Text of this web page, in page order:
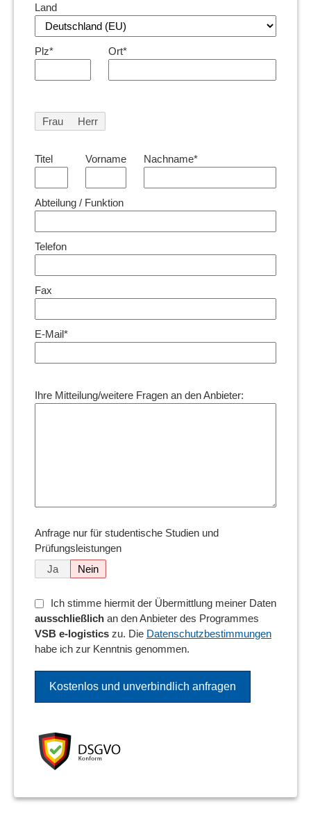
Land
Plz* Ort*
Frau Herr
Titel Vorname Nachname*
Abteilung / Funktion
Telefon
Fax
E-Mail*
Ihre Mitteilung/weitere Fragen an den Anbieter:
Anfrage nur für studentische Studien und
Prüfungsleistungen
Ja
Nein
Ich stimme hiermit der Übermittlung meiner Daten
ausschließlich an den Anbieter des Programmes
VSB e-logistics zu. Die Datenschutzbestimmungen
habe ich zur Kenntnis genommen.